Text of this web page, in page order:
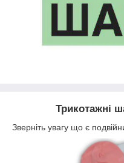
Трикотажні
Зверніть увагу що є